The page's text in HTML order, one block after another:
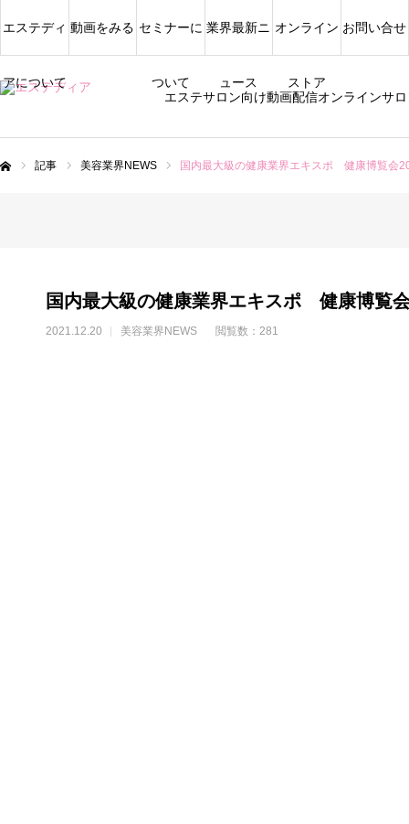
エステサロン向け動画配信オンラインサ
エステディ
アについて
動画をみる セミナーに
ついて
業界最新ニ
ュース
オンライン
ストア
お問い合せ
記事 美容業界NEWS 国内最大級の健康業界エキスポ 健康博覧会
国内最大級の健康業界エキスポ 健康博覧
2021.12.20 美容業界NEWS 閲覧数：281